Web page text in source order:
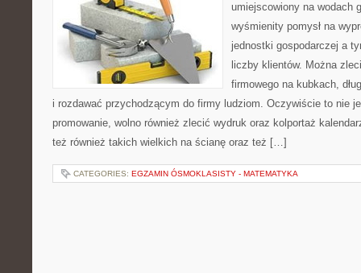
umiejscowiony na wodach
wyśmienity pomysł na
jednostki gospodarczej a
liczby klientów. Można
firmowego na kubkach,
i rozdawać przychodzącym do firmy ludziom. Oczywiście to nie
promowanie, wolno również zlecić wydruk oraz kolportaż
też również takich wielkich na ścianę oraz też […]
CATEGORIES: EGZAMIN ÓSMOKLASISTY - MATEMATYKA